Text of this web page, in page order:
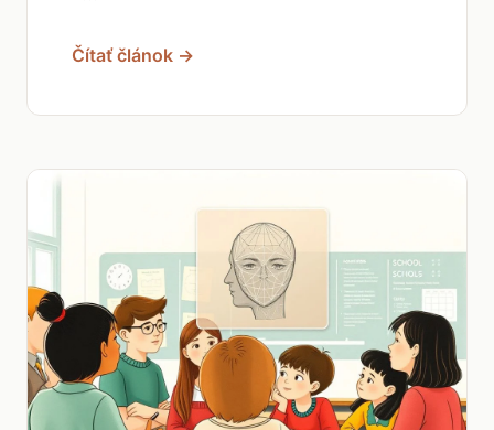
Čítať článok →